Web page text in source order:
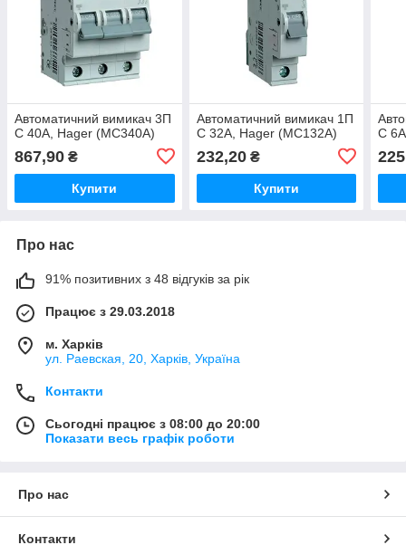
Автоматичний вимикач 3П
С 40А, Hager (MC340A)
867,90 ₴
Купити
Автоматичний вимикач 1П
С 32А, Hager (MC132A)
232,20₴
Купити
С
Про нас
91% позитивних з 48 відгуків за рік
Працює з 29.03.2018
м. Харків
ул. Раевская, 20, Харків, Україна
Контакти
Сьогодні працює з 08:00 до 20:00
Показати весь графік роботи
Про нас
Контакти